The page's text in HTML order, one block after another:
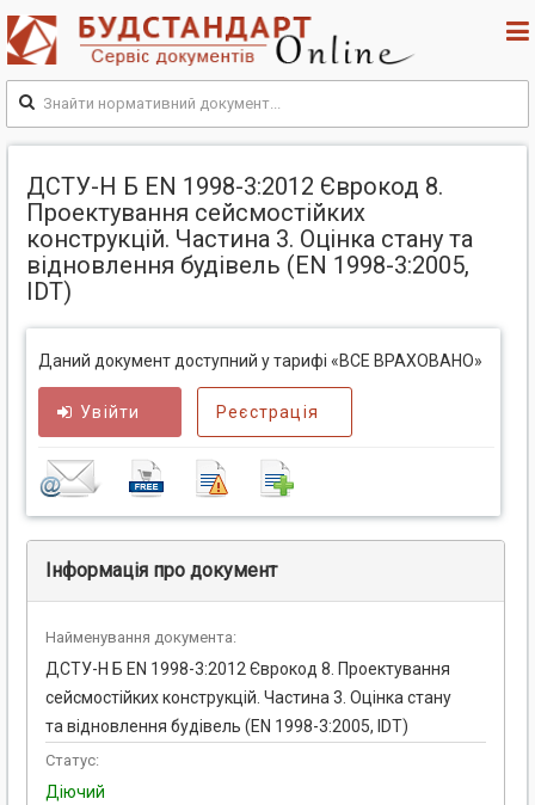
ДСТУ-Н Б EN 1998-3:2012 Єврокод 8.
Проектування сейсмостійких
конструкцій. Частина 3. Оцінка стану та
відновлення будівель (EN 1998-3:2005,
IDT)
Даний документ доступний у тарифі «ВСЕ ВРАХОВАНО»
Увійти Реєстрація
Інформація про документ
Найменування документа:
ДСТУ-Н Б EN 1998-3:2012 Єврокод 8. Проектування
сейсмостійких конструкцій. Частина 3. Оцінка стану
та відновлення будівель (EN 1998-3:2005, IDT)
Статус:
Діючий